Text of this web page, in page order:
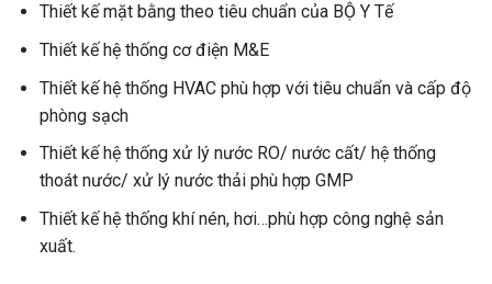
Thiết kế mặt bằng theo tiêu chuẩn của BỘ Y Tế
Thiết kế hệ thống cơ điện M&E
Thiết kế hệ thống HVAC phù hợp với tiêu chuẩn và cấp độ
phòng sạch
Thiết kế hệ thống xử lý nước RO/ nước cất/ hệ thống
thoát nước/ xử lý nước thải phù hợp GMP
Thiết kế hệ thống khí nén, hơi…phù hợp công nghệ sản
xuất.